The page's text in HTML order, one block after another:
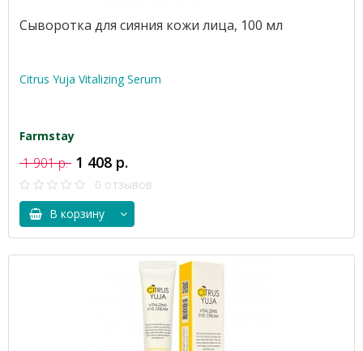
Сыворотка для сияния кожи лица, 100 мл
Citrus Yuja Vitalizing Serum
Farmstay
1 901 р. 1 408 р.
0 отзывов
В корзину